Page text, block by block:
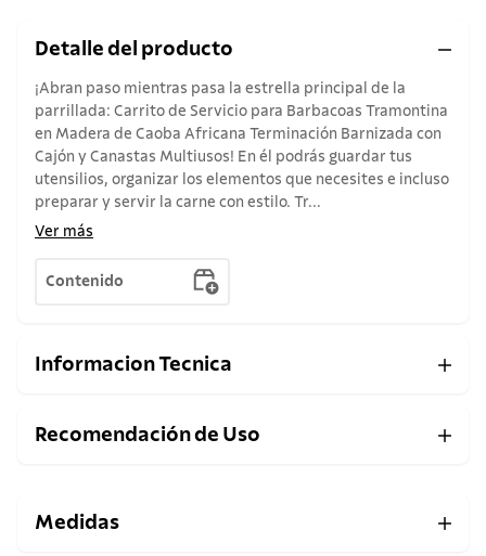
Detalle del producto
¡Abran paso mientras pasa la estrella principal de la
parrillada: Carrito de Servicio para Barbacoas Tramontina
en Madera de Caoba Africana Terminación Barnizada con
Cajón y Canastas Multiusos! En él podrás guardar tus
utensilios, organizar los elementos que necesites e incluso
preparar y servir la carne con estilo. Tr...
Ver más
Contenido
Informacion Tecnica
Recomendación de Uso
Medidas